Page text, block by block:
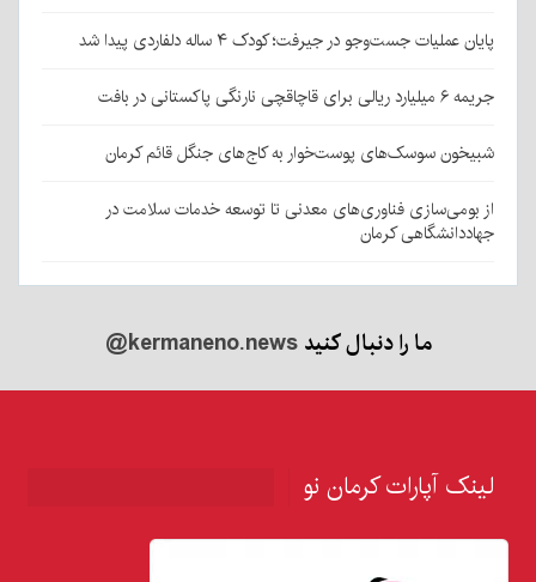
پایان عملیات جست‌وجو در جیرفت؛ کودک ۴ ساله دلفاردی پیدا شد
جریمه ۶ میلیارد ریالی برای قاچاقچی نارنگی پاکستانی در بافت
شبیخون سوسک‌های پوست‌خوار به کاج‌های جنگل قائم کرمان
از بومی‌سازی فناوری‌های معدنی تا توسعه خدمات سلامت در
جهاددانشگاهی کرمان
ما را دنبال کنید@kermaneno.news
لینک آپارات کرمان نو